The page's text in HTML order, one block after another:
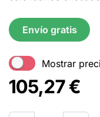
Envío gratis
Mostrar
105,27€